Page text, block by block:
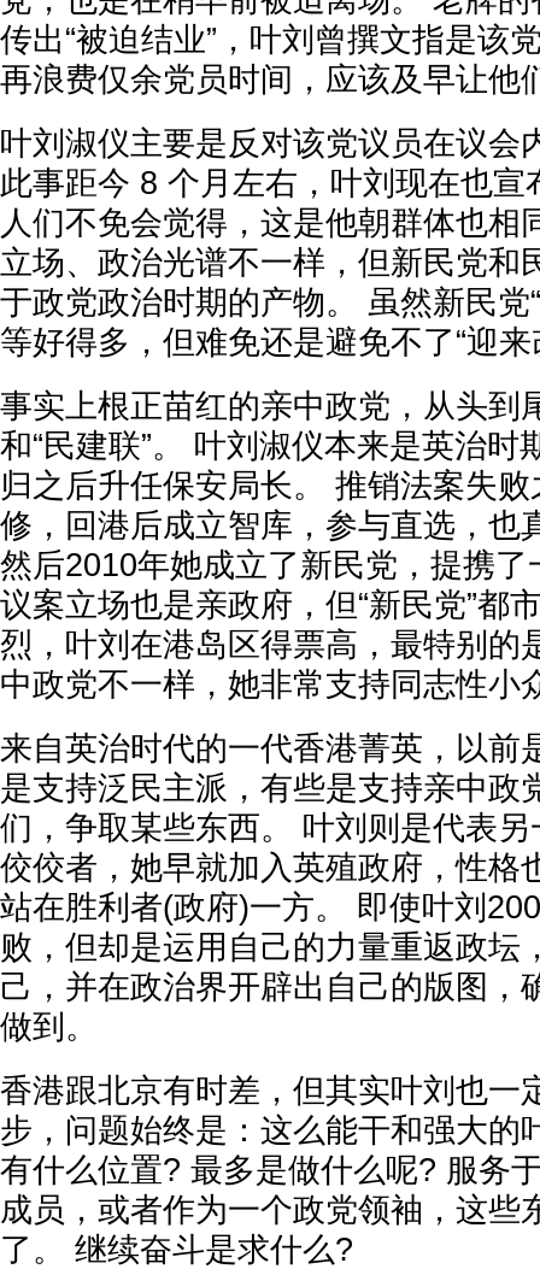
传出“被迫结业”，叶刘曾撰文指是该
再浪费仅余党员时间，应该及早让他
叶刘淑仪主要是反对该党议员在议会
此事距今 8 个月左右，叶刘现在也宣
人们不免会觉得，这是他朝群体也相
立场、政治光谱不一样，但新民党和
于政党政治时期的产物。 虽然新民党
等好得多，但难免还是避免不了“迎来
事实上根正苗红的亲中政党，从头到
和“民建联”。 叶刘淑仪本来是英治时
归之后升任保安局长。 推销法案失
修，回港后成立智库，参与直选，也
然后2010年她成立了新民党，提携
议案立场也是亲政府，但“新民党”都
烈，叶刘在港岛区得票高，最特别的
中政党不一样，她非常支持同志性小
来自英治时代的一代香港菁英，以前
是支持泛民主派，有些是支持亲中政
们，争取某些东西。 叶刘则是代表
佼佼者，她早就加入英殖政府，性格
站在胜利者(政府)一方。 即使叶刘
败，但却是运用自己的力量重返政坛
己，并在政治界开辟出自己的版图，
做到。
香港跟北京有时差，但其实叶刘也一
步，问题始终是：这么能干和强大的
有什么位置? 最多是做什么呢? 服务
成员，或者作为一个政党领袖，这些
了。 继续奋斗是求什么?